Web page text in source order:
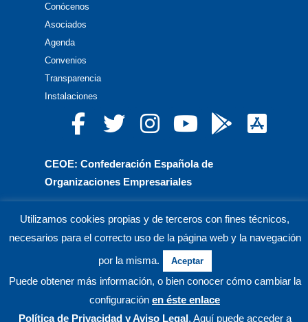
Conócenos
Asociados
Agenda
Convenios
Transparencia
Instalaciones
CEOE: Confederación Española de
Organizaciones Empresariales
y Mediana Empresa
CEA: Confederación de Empresarios de Andalucía
© CECO Confederación de Empresarios de Córdoba.
Utilizamos cookies propias y de terceros con fines técnicos,
necesarios para el correcto uso de la página web y la navegación
por la misma.
Aceptar
Puede obtener más información, o bien conocer cómo cambiar la
configuración en éste enlace
Política de Privacidady Aviso Legal. Aquí puede acceder a